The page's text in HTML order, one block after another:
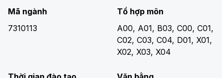
Mã ngành
7310113
Tổ hợp môn
A00, A01, B03, C00, C01,
C02, C03, C04, D01, X01,
X02, X03, X04